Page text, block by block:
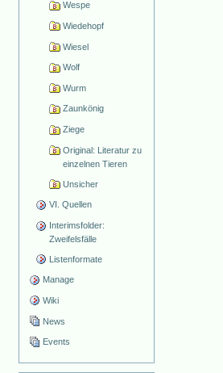
Wespe
Wiedehopf
Wiesel
Wolf
Wurm
Zaunkönig
Ziege
Original: Literatur zu
einzelnen Tieren
Unsicher
VI. Quellen
Interimsfolder:
Zweifelsfälle
Listenformate
Manage
Wiki
News
Events